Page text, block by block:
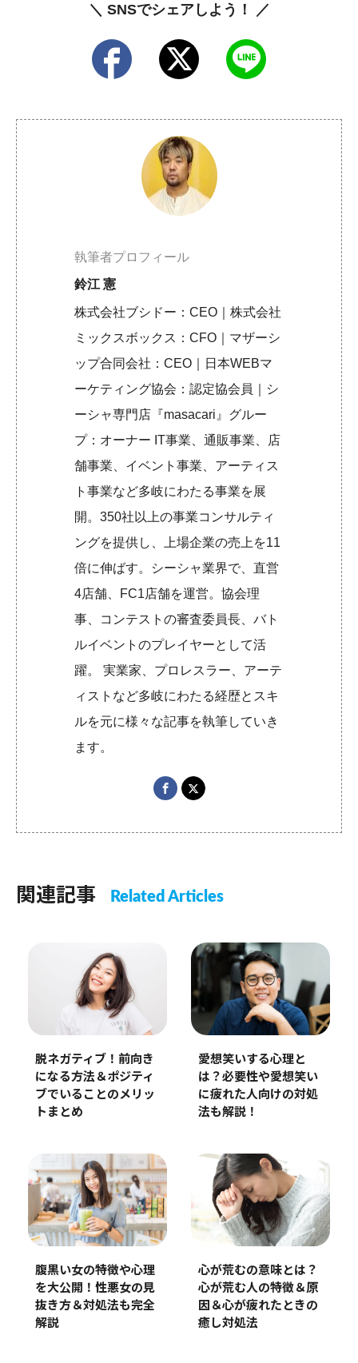
＼ SNSでシェアしよう！ ／
執筆者プロフィール
鈴江 憲
株式会社ブシドー：CEO｜株式会社
ミックスボックス：CFO｜マザーシ
ップ合同会社：CEO｜日本WEBマ
ーケティング協会：認定協会員｜シ
ーシャ専門店『masacari』グルー
プ：オーナー IT事業、通販事業、店
舗事業、イベント事業、アーティス
ト事業など多岐にわたる事業を展
開。350社以上の事業コンサルティ
ングを提供し、上場企業の売上を11
倍に伸ばす。シーシャ業界で、直営
4店舗、FC1店舗を運営。協会理
事、コンテストの審査委員長、バト
ルイベントのプレイヤーとして活
躍。 実業家、プロレスラー、アーテ
ィストなど多岐にわたる経歴とスキ
ルを元に様々な記事を執筆していき
ます。
関連記事 Related Articles
脱ネガティブ！前向き
になる方法＆ポジティ
ブでいることのメリッ
トまとめ
愛想笑いする心理と
は？必要性や愛想笑い
に疲れた人向けの対処
法も解説！
腹黒い女の特徴や心理
を大公開！性悪女の見
抜き方＆対処法も完全
解説
心が荒むの意味とは？
心が荒む人の特徴＆原
因＆心が疲れたときの
癒し対処法